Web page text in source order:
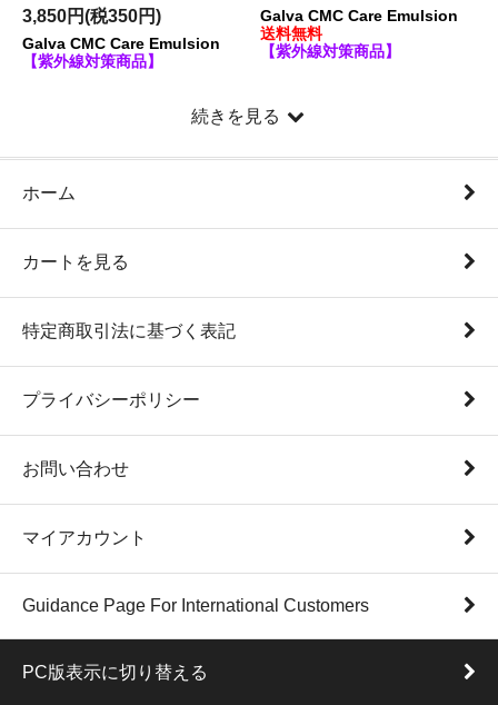
3,850円(税350円)
Galva CMC Care Emulsion
【紫外線対策商品】
Galva CMC Care Emulsion
送料無料
【紫外線対策商品】
続きを見る
ホーム
カートを見る
特定商取引法に基づく表記
プライバシーポリシー
お問い合わせ
マイアカウント
Guidance Page For International Customers
PC版表示に切り替える